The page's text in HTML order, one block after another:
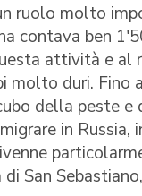
ruolo molto
contava ben
attività e al
molto duri. Fino
della peste e
in Russia,
San